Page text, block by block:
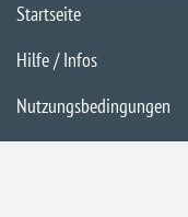
Startseite
Hilfe / Infos
Nutzungsbedingungen